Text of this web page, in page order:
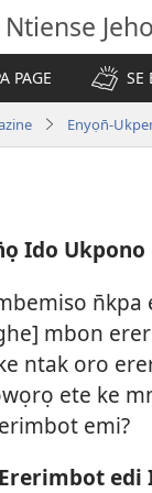
PAGE
SE
Enyọn̄-
Ido Ukpono
n̄kpa
mbon
ntak oro
ete ke
emi?
edi